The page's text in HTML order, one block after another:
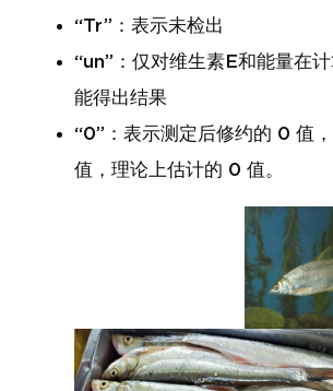
“Tr”：表示未检出
“un”：仅对维生素E和能量在
能得出结果
“0”：表示测定后修约的 0 值
值，理论上估计的 0 值。